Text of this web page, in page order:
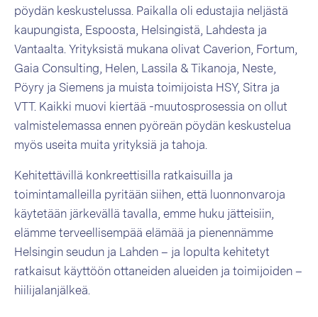
pöydän keskustelussa. Paikalla oli edustajia neljästä
kaupungista, Espoosta, Helsingistä, Lahdesta ja
Vantaalta. Yrityksistä mukana olivat Caverion, Fortum,
Gaia Consulting, Helen, Lassila & Tikanoja, Neste,
Pöyry ja Siemens ja muista toimijoista HSY, Sitra ja
VTT. Kaikki muovi kiertää -muutosprosessia on ollut
valmistelemassa ennen pyöreän pöydän keskustelua
myös useita muita yrityksiä ja tahoja.
Kehitettävillä konkreettisilla ratkaisuilla ja
toimintamalleilla pyritään siihen, että luonnonvaroja
käytetään järkevällä tavalla, emme huku jätteisiin,
elämme terveellisempää elämää ja pienennämme
Helsingin seudun ja Lahden – ja lopulta kehitetyt
ratkaisut käyttöön ottaneiden alueiden ja toimijoiden –
hiilijalanjälkeä.